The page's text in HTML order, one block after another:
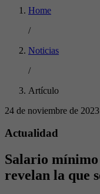
Home
/
Noticias
/
Artículo
24 de noviembre de 2023
Actualidad
Salario mínimo
revelan la que